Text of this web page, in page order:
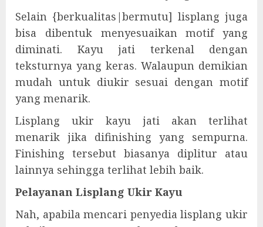
Selain {berkualitas|bermutu] lisplang juga
bisa dibentuk menyesuaikan motif yang
diminati. Kayu jati terkenal dengan
teksturnya yang keras. Walaupun demikian
mudah untuk diukir sesuai dengan motif
yang menarik.
Lisplang ukir kayu jati akan terlihat
menarik jika difinishing yang sempurna.
Finishing tersebut biasanya diplitur atau
lainnya sehingga terlihat lebih baik.
Pelayanan Lisplang Ukir Kayu
Nah, apabila mencari penyedia lisplang ukir